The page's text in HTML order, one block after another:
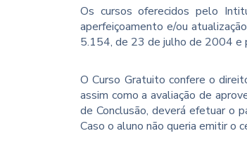
Os cursos oferecidos pelo
aperfeiçoamento e/ou
5.154, de 23 de julho de 2004 e
O Curso Gratuito confere o
assim como a avaliação de
de Conclusão, deverá efetuar o
Caso o aluno não queria emitir o